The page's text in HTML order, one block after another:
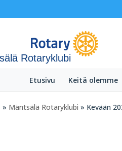
Rotaryklubi
Etusivu Keitä olemme
» Mäntsälä Rotaryklubi » Kevään